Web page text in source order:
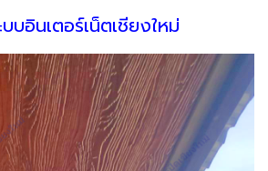
บอินเตอร์เน็ตเชียงใหม่